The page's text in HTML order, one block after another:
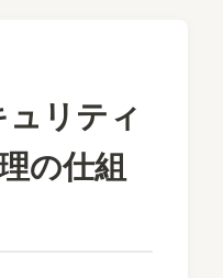
リティ
の仕組